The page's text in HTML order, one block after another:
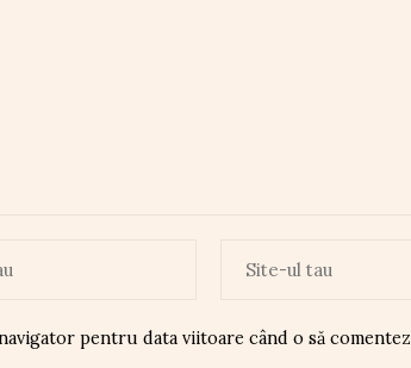
pentru data viitoare când o să